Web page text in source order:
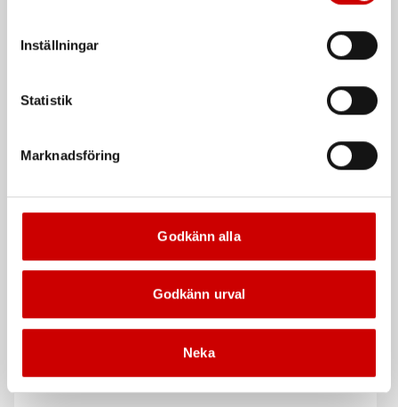
att godkänna samtycker du till sådana överföringar. Läs
Inställningar
Statistik
Marknadsföring
Godkänn alla
Godkänn urval
Neka
Blocknyckel Wurth
även på skadade muttrar/bultar
ISO 3318/7738
Montagehandske W-30